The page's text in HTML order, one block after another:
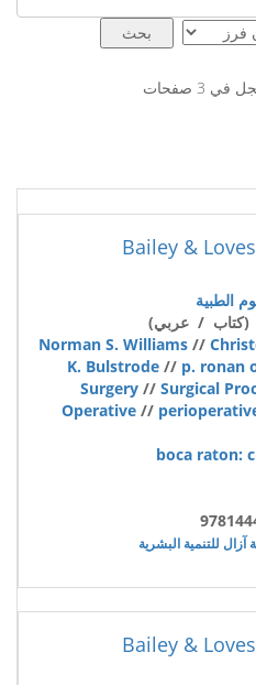
Bailey &
الطبية
(كتاب / عربي)
Norman S. Williams //
K. Bulstrode // p. ronan
Surgery // Surgical
Operative //
boca raton:
آزال للتنمية البشرية
Bailey &